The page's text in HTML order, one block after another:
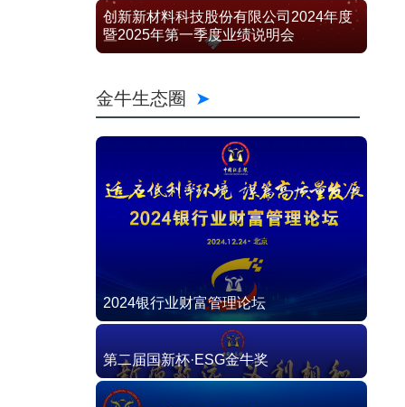
创新新材料科技股份有限公司2024年度
暨2025年第一季度业绩说明会
金牛生态圈
2024银行业财富管理论坛
第二届国新杯·ESG金牛奖